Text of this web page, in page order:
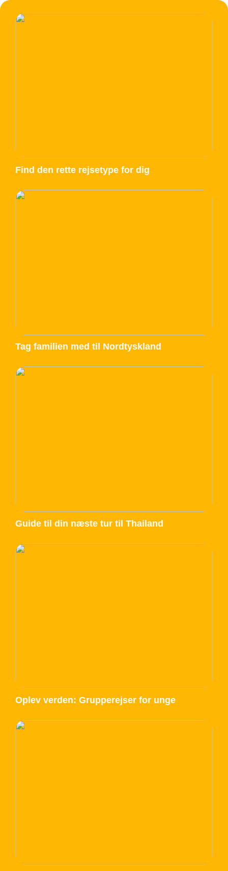
Find den rette rejsetype for dig
Tag familien med til Nordtyskland
Guide til din næste tur til Thailand
Oplev verden: Grupperejser for unge